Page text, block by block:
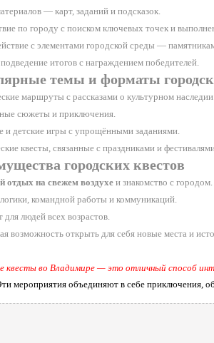
— карт, заданий и подсказок.
по городу с поиском ключевых точек и
с элементами городской среды —
итогов с награждением победителей.
темы и форматы
маршруты с рассказами о культурном
сюжеты и приключения.
и детские игры с упрощёнными заданиями.
квесты, связанные с праздниками и
городских квестов
отдых на свежем воздухе и знакомство с городом.
командной работы и коммуникаций.
людей всех возрастов.
возможность открыть для себя новые места и
квесты во Владимире — это отличный способ
мероприятия объединяют в себе приключения,